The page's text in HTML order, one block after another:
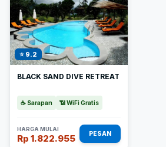
⭐ 9.2
BLACK SAND DIVE RETREAT
☕ Sarapan 📶 WiFi Gratis
HARGA MULAI
Rp 1.822.955 PESAN